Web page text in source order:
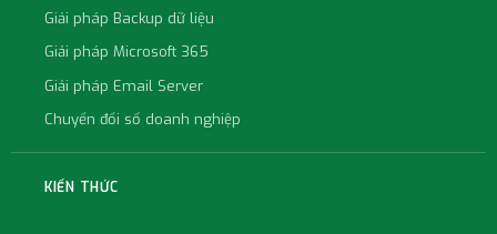
Giải pháp Backup dữ liệu
Giải pháp Microsoft 365
Giải pháp Email Server
Chuyển đổi số doanh nghiệp
KIẾN THỨC